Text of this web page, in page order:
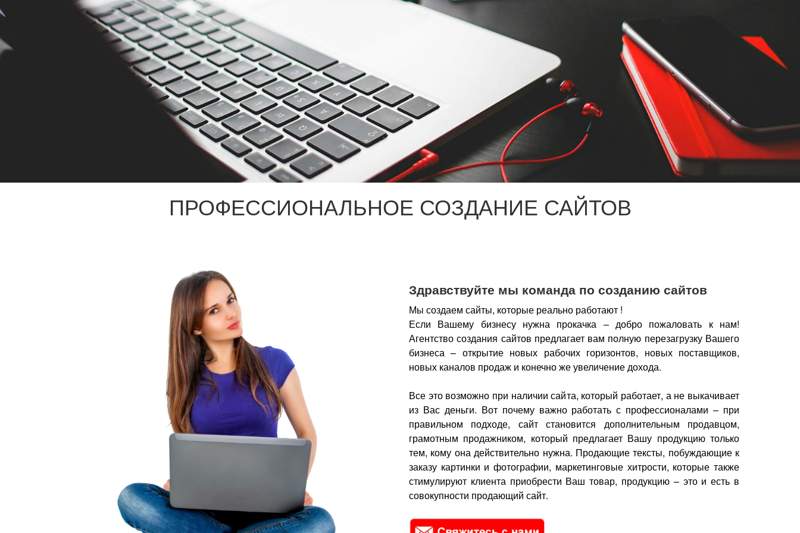
ПРОФЕССИОНАЛЬНОЕ СОЗДАНИЕ САЙТОВ
Здравствуйте мы команда по созданию сайтов
Мы создаем сайты, которые реально работают !
Если Вашему бизнесу нужна прокачка – добро пожаловать к нам!
Агентство создания сайтов предлагает вам полную перезагрузку Вашего
бизнеса – открытие новых рабочих горизонтов, новых поставщиков,
новых каналов продаж и конечно же увеличение дохода.
Все это возможно при наличии сайта, который работает, а не выкачивает
из Вас деньги. Вот почему важно работать с профессионалами – при
правильном подходе, сайт становится дополнительным продавцом,
грамотным продажником, который предлагает Вашу продукцию только
тем, кому она действительно нужна. Продающие тексты, побуждающие к
заказу картинки и фотографии, маркетинговые хитрости, которые также
стимулируют клиента приобрести Ваш товар, продукцию – это и есть в
совокупности продающий сайт.